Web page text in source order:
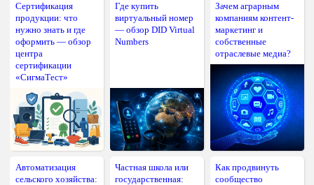
Сертификация
продукции: что
нужно знать и где
оформить — обзор
центра
сертификации
«СигмаТест»
Где купить
виртуальный номер
— обзор DID Virtual
Numbers
Зачем аграрным
компаниям контент-
маркетинг и
собственные
отраслевые медиа?
Автоматизация
сельского хозяйства:
Частная школа или
государственная:
Как продвинуть
сообщество